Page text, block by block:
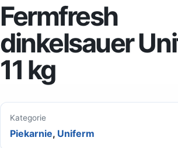
Fermfresh
dinkelsauer
11 kg
Kategorie
Piekarnie, Uniferm